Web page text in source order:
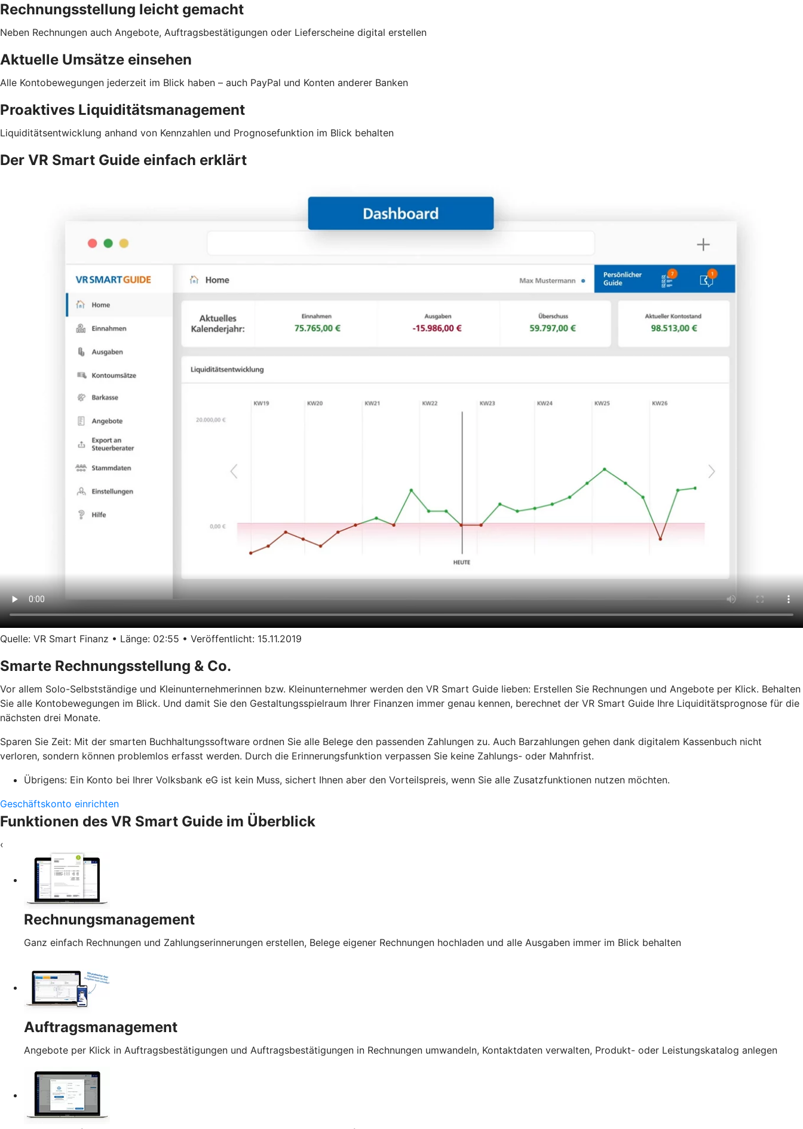
Rechnungsstellung leicht gemacht
Neben Rechnungen auch Angebote, Auftragsbestätigungen oder Lieferscheine digital erstellen
Aktuelle Umsätze einsehen
Alle Kontobewegungen jederzeit im Blick haben – auch PayPal und Konten anderer Banken
Proaktives Liquiditätsmanagement
Liquiditätsentwicklung anhand von Kennzahlen und Prognosefunktion im Blick behalten
Der VR Smart Guide einfach erklärt
Quelle: VR Smart Finanz • Länge: 02:55 • Veröffentlicht: 15.11.2019
Smarte Rechnungsstellung & Co.
Vor allem Solo-Selbstständige und Kleinunternehmerinnen bzw. Kleinunternehmer werden den VR Smart Guide lieben: Erstellen Sie Rechnungen und Angebote per Klick. Behalten
Sie alle Kontobewegungen im Blick. Und damit Sie den Gestaltungsspielraum Ihrer Finanzen immer genau kennen, berechnet der VR Smart Guide Ihre Liquiditätsprognose für die
nächsten drei Monate.
Sparen Sie Zeit: Mit der smarten Buchhaltungssoftware ordnen Sie alle Belege den passenden Zahlungen zu. Auch Barzahlungen gehen dank digitalem Kassenbuch nicht
verloren, sondern können problemlos erfasst werden. Durch die Erinnerungsfunktion verpassen Sie keine Zahlungs- oder Mahnfrist.
Übrigens: Ein Konto bei Ihrer Volksbank eG ist kein Muss, sichert Ihnen aber den Vorteilspreis, wenn Sie alle Zusatzfunktionen nutzen möchten.
Geschäftskonto einrichten
Funktionen des VR Smart Guide im Überblick
‹
Rechnungsmanagement
Ganz einfach Rechnungen und Zahlungserinnerungen erstellen, Belege eigener Rechnungen hochladen und alle Ausgaben immer im Blick behalten
Auftragsmanagement
Angebote per Klick in Auftragsbestätigungen und Auftragsbestätigungen in Rechnungen umwandeln, Kontaktdaten verwalten, Produkt- oder Leistungskatalog anlegen